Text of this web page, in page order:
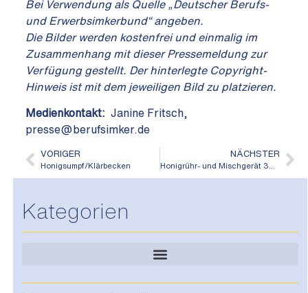
Bei Verwendung als Quelle „Deutscher Berufs-
und Erwerbsimkerbund“ angeben.
Die Bilder werden kostenfrei und einmalig im
Zusammenhang mit dieser Pressemeldung zur
Verfügung gestellt. Der hinterlegte Copyright-
Hinweis ist mit dem jeweiligen Bild zu platzieren.
Medienkontakt:Janine Fritsch,
presse@berufsimker.de
VORIGER
Honigsumpf/Klärbecken
NÄCHSTER
Kategorien